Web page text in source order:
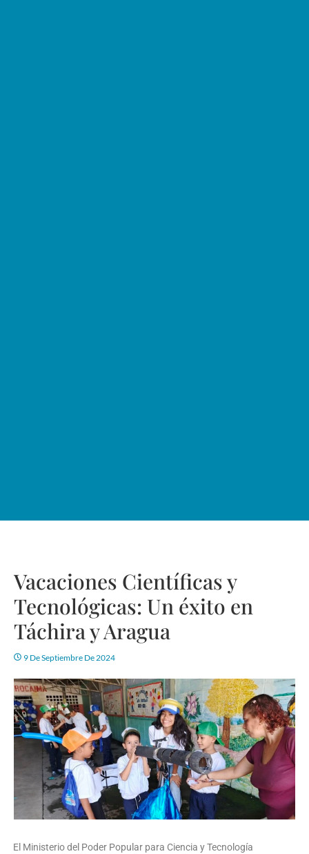
Vacaciones Científicas y
Tecnológicas: Un éxito en
Táchira y Aragua
9 De Septiembre De 2024
El Ministerio del Poder Popular para Ciencia y Tecnología